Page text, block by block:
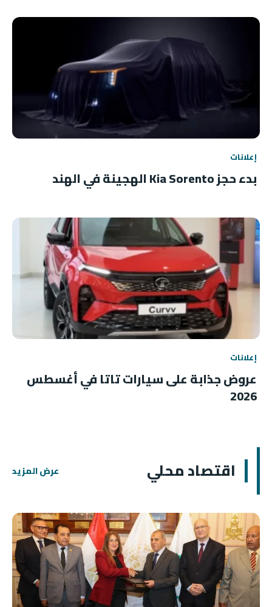
إعلانات
بدء حجز Kia Sorento الهجينة في الهند
إعلانات
عروض جذابة على سيارات تاتا في أغسطس
2026
اقتصاد محلي عرض المزيد